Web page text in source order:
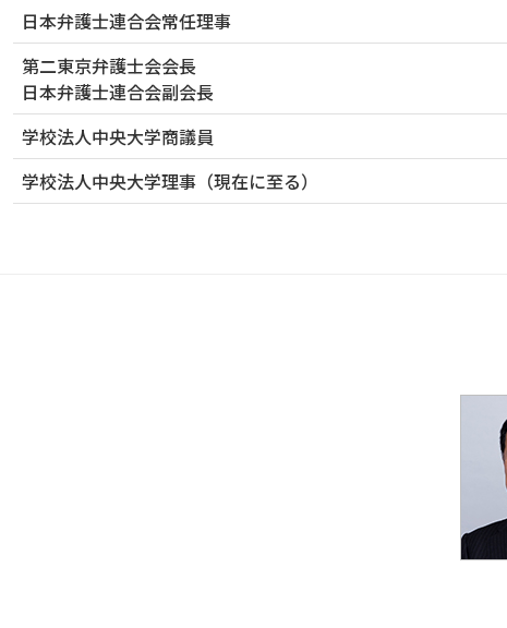
日本弁護士連合会常任理事
第二東京弁護士会会長
日本弁護士連合会副会長
学校法人中央大学商議員
学校法人中央大学理事（現在に至る）